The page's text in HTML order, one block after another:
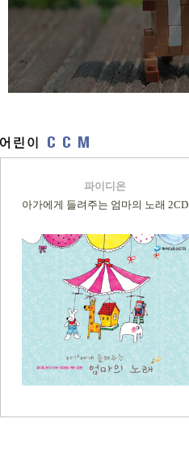
파이디온
아가에게 들려주는 엄마의 노래 2CD